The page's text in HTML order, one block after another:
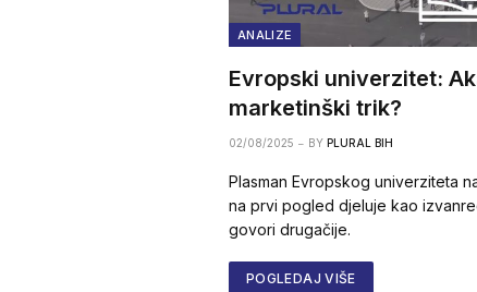
ANALIZE
Evropski univerzitet:
marketinški trik?
02/08/2025 BY PLURAL BIH
Plasman Evropskog univerziteta
na prvi pogled djeluje kao
govori drugačije.
POGLEDAJ VIŠE